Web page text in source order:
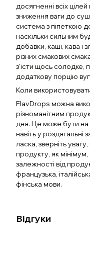
досягненні всіх
зниження ваги до
система з піпеткою
наскільки сильним
добавки, каші, кава і
різних смакових
з'їсти щось
додаткову порцію
Коли
FlavDrops можна
різноманітним
дня. Це може бути на
навіть у
ласка, зверніть
продукту, як
залежності від
французька,
фінська мови.
Відгуки